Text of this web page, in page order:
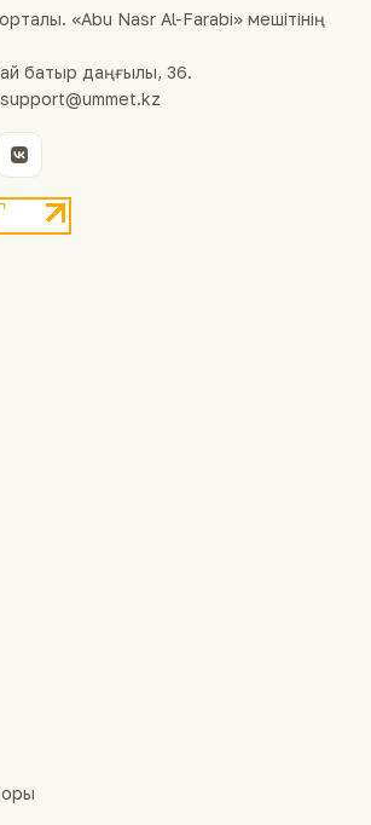
«Abu Nasr Al-Farabi» мешітінің
батыр даңғылы, 36.